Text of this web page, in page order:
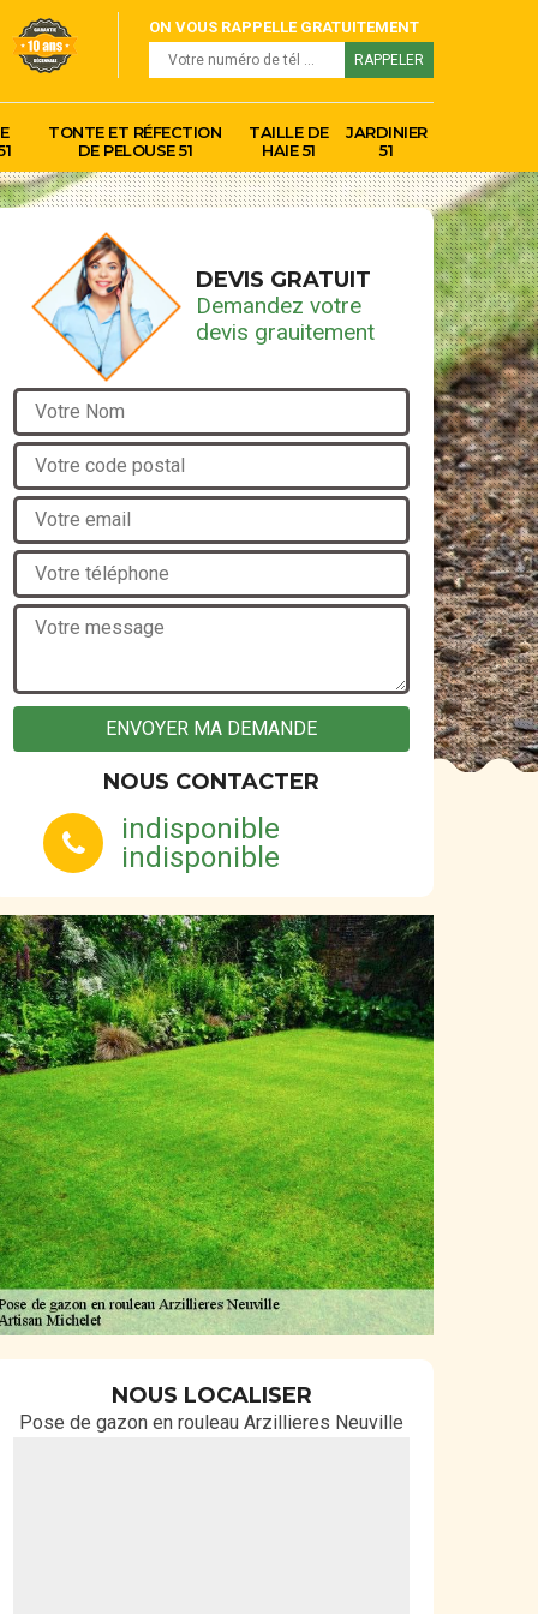
ON VOUS RAPPELLE GRATUITEMENT
TONTE ET RÉFECTION
DE PELOUSE 51
TAILLE DE
HAIE 51
JARDINIER
51
DEVIS GRATUIT
Demandez votre
devis grauitement
NOUS CONTACTER
indisponible
indisponible
NOUS LOCALISER
Pose de gazon en rouleau Arzillieres Neuville